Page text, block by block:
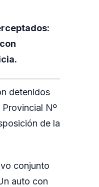
detenidos
Nº
de la
conjunto
auto con